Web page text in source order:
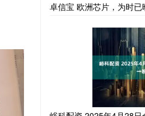
卓信宝 欧洲芯片，为时已